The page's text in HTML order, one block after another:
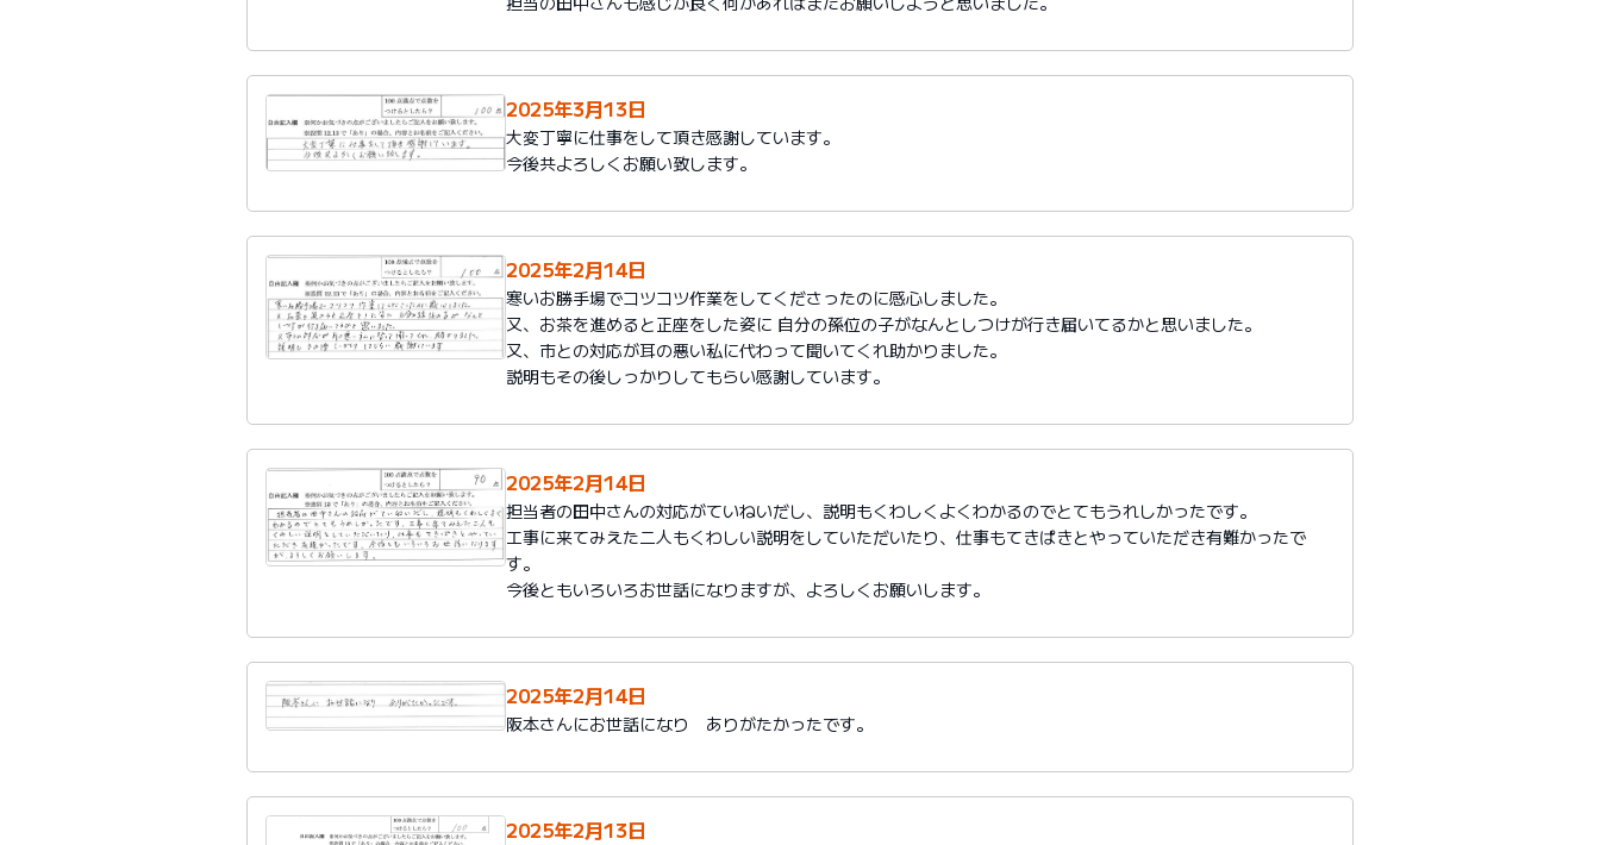
2025年3月13日
大変丁寧に仕事をして頂き感謝しています。
今後共よろしくお願い致します。
2025年2月14日
寒いお勝手場でコツコツ作業をしてくださったのに感心しました。
又、お茶を進めると正座をした姿に 自分の孫位の子がなんとしつけが行き届いてるかと思いました。
又、市との対応が耳の悪い私に代わって聞いてくれ助かりました。
説明もその後しっかりしてもらい感謝しています。
2025年2月14日
担当者の田中さんの対応がていねいだし、説明もくわしくよくわかるのでとてもうれしかったです。
工事に来てみえた二人もくわしい説明をしていただいたり、仕事もてきぱきとやっていただき有難かったで
す。
今後ともいろいろお世話になりますが、よろしくお願いします。
2025年2月14日
阪本さんにお世話になり ありがたかったです。
2025年2月13日